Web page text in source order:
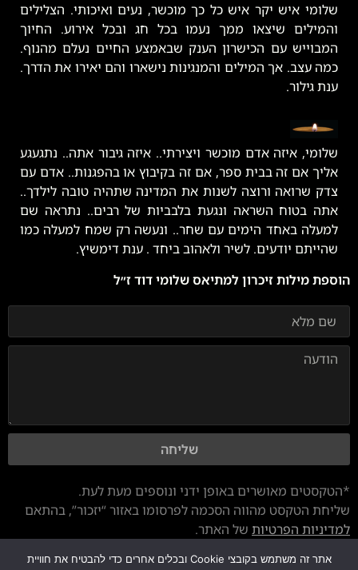
שלומי איש יקר איש כל כך מוכשר, נעים ואיכותי. הצלילים
והמילים שיצאו ממך נעמו בכל חג ובכל אירוע. החיוך
המבוייש עם הכישרון הענק שבאמצע החיים נעלם מהנוף.
כמה עצב. אך המילים והמנגינות נישארו והם יאירו את הדרך.
ענת גילור.
שלומי, איזה אדם מוכשר ויצירתי.. איזה גיבור אתה.. נתגעגע
אליך אם זה בבית ספר, אם זה בקיבוץ או בהפגנות.. אדם עם
צדק שרואה ורוצה לשנות את המדינה שתהיה טובה לילדך..
אתה בטוח השראה ונגעת בלבביות של רבים.. נתראה שם
למעלה באחד הימים עם שחר.. ונעשה רק שמח למעלה כמו
שהייתם יודעים. לשיר ולאהוב ביחד . ענת דימשיץ.
הוספת מילות זיכרון למתיאס שלומי דוד ז״ל
שליחה
*הטקסטים מאושרים באופן ידני ונוספים מעת לעת.
שליחת הטקסט מהווה הסכמה לפרסומו באזור “יזכור”, בהתאם
למדיניות הפרטיות של האתר.
אתר זה משתמש בקובצי Cookie ובכלים אחרים כדי להבטיח את חוויית